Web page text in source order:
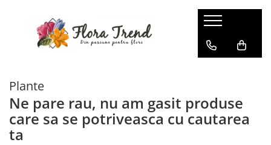
Plante
Ne pare rau, nu am gasit produse
care sa se potriveasca cu cautarea
ta